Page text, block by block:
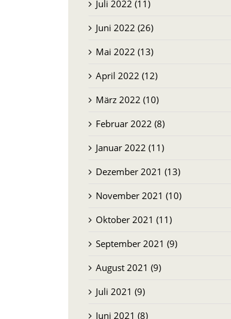
Juli 2022 (11)
Juni 2022 (26)
Mai 2022 (13)
April 2022 (12)
März 2022 (10)
Februar 2022 (8)
Januar 2022 (11)
Dezember 2021 (13)
November 2021 (10)
Oktober 2021 (11)
September 2021 (9)
August 2021 (9)
Juli 2021 (9)
Juni 2021 (8)